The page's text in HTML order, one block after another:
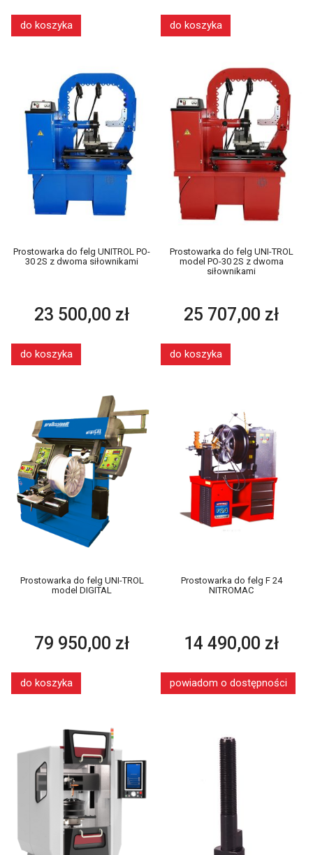
do koszyka do koszyka
Prostowarka do felg UNITROL PO-
30 2S z dwoma siłownikami
23 500,00 zł
do koszyka
Prostowarka do felg UNI-TROL
model PO-30 2S z dwoma
siłownikami
25 707,00 zł
do koszyka
Prostowarka do felg UNI-TROL
model DIGITAL
79 950,00 zł
do koszyka
Prostowarka do felg F 24
NITROMAC
14 490,00 zł
powiadom o dostępności